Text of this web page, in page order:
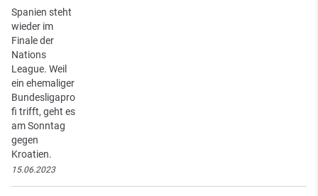
Spanien steht
wieder im
Finale der
Nations
League. Weil
ein ehemaliger
Bundesligapro
fi trifft, geht es
am Sonntag
gegen
Kroatien.
15.06.2023